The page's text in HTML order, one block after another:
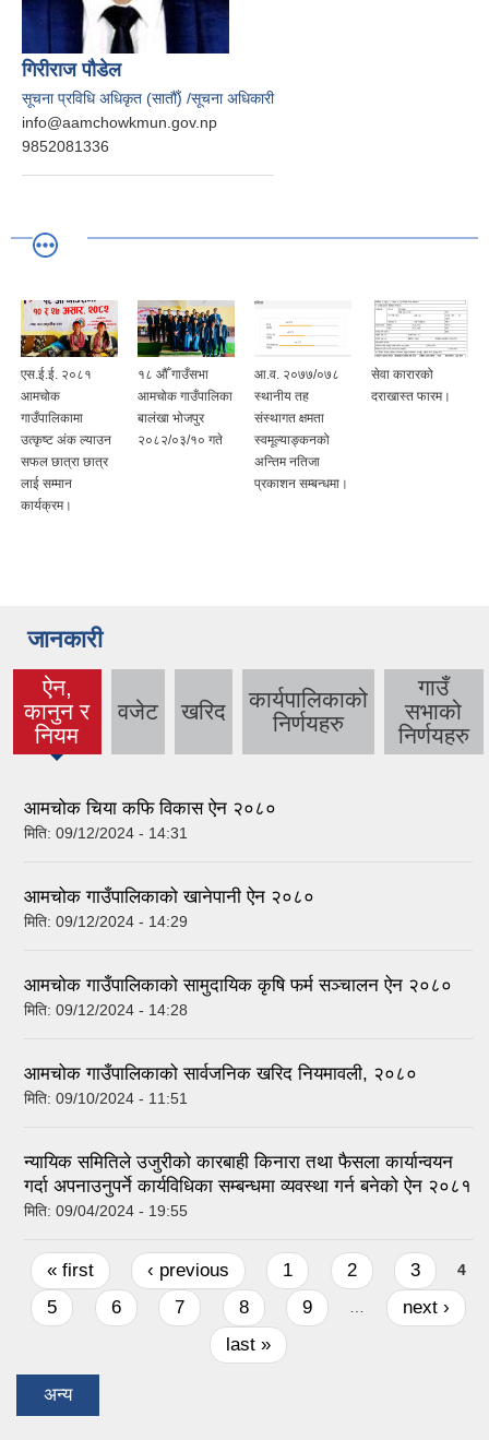
गिरीराज पौडेल
सूचना प्रविधि अधिकृत (सातौँ) /सूचना अधिकारी
info@aamchowkmun.gov.np
9852081336
एस.ई.ई. २०८१
आमचोक
गाउँपालिकामा
उत्कृष्ट अंक ल्याउन
सफल छात्रा छात्र
लाई सम्मान
कार्यक्रम।
१८ औँ गाउँसभा
आमचोक गाउँपालिका
बालंखा भोजपुर
२०८२/०३/१० गते
आ.व. २०७७/०७८
स्थानीय तह
संस्थागत क्षमता
स्वमूल्याङ्कनको
अन्तिम नतिजा
प्रकाशन सम्बन्धमा।
सेवा कारारको
दराखास्त फारम।
जानकारी
ऐन,
कानुन र
नियम
(active
tab)
वजेट खरिद
कार्यपालिकाको
निर्णयहरु
गाउँ
सभाको
निर्णयहरु
आमचोक चिया कफि विकास ऐन २०८०
मिति: 09/12/2024 - 14:31
आमचोक गाउँपालिकाको खानेपानी ऐन २०८०
मिति: 09/12/2024 - 14:29
आमचोक गाउँपालिकाको सामुदायिक कृषि फर्म सञ्चालन ऐन २०८०
मिति: 09/12/2024 - 14:28
आमचोक गाउँपालिकाको सार्वजनिक खरिद नियमावली, २०८०
मिति: 09/10/2024 - 11:51
न्यायिक समितिले उजुरीको कारबाही किनारा तथा फैसला कार्यान्वयन
गर्दा अपनाउनुपर्ने कार्यविधिका सम्बन्धमा व्यवस्था गर्न बनेको ऐन २०८१
मिति: 09/04/2024 - 19:55
Pages
« first ‹ previous 1 2 3 4
5 6 7 8 9 …
next ›
last »
अन्य